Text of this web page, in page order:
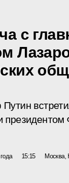
с
15:15 Москва,